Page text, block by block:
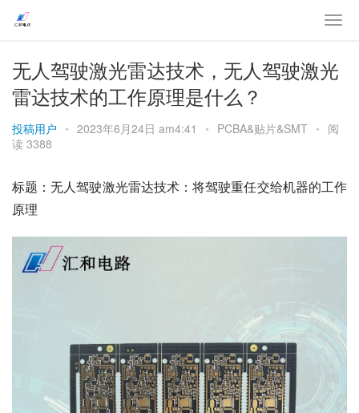
无人驾驶激光雷达技术，无人驾驶激光
雷达技术的工作原理是什么？
投稿用户 • 2023年6月24日 am4:41 • PCBA&贴片&SMT • 阅
读 3388
标题：无人驾驶激光雷达技术：将驾驶重任交给机器的工作
原理